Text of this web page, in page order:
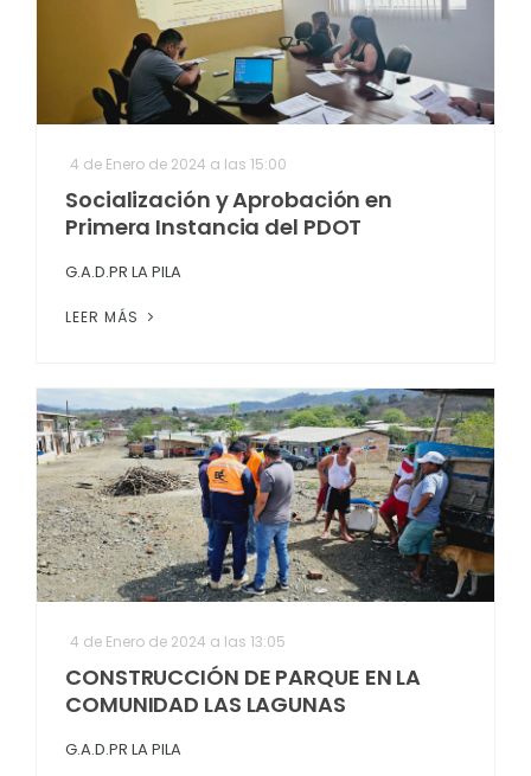
4 de Enero de 2024 a las 15:00
Socialización y Aprobación en
Primera Instancia del PDOT
G.A.D.PR LA PILA
LEER MÁS
4 de Enero de 2024 a las 13:05
CONSTRUCCIÓN DE PARQUE EN LA
COMUNIDAD LAS LAGUNAS
G.A.D.PR LA PILA